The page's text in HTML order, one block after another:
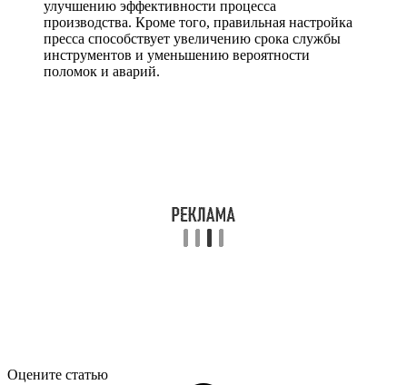
улучшению эффективности процесса
производства. Кроме того, правильная настройка
пресса способствует увеличению срока службы
инструментов и уменьшению вероятности
поломок и аварий.
Оцените статью